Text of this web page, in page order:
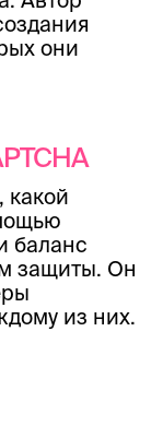
они
какой
баланс
защиты. Он
из них.